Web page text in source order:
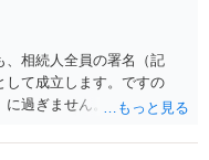
、相続人全員の署名（記
して成立します。ですの
に過ぎません。 納得がいか
相続人が、家庭裁判所に遺